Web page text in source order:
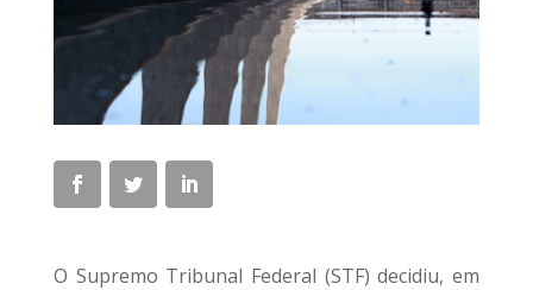
O Supremo Tribunal Federal (STF) decidiu, em